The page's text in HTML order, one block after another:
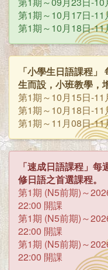
第1期～10月17日-
第1期～10月18日-
「小學生日語課程
生而設，小班教學，
第1期～10月15日-
第1期～10月18日-
第1期～11月08日-
「速成日語課程」
修日語之首選課程。
第1期 (N5前期)～
22:00 開課
第1期 (N5前期)～
22:00 開課
第1期 (N5前期)～
22:00 開課